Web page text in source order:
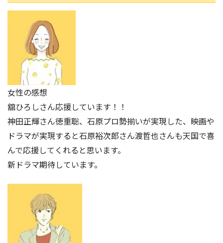
女性の感想
舘ひろしさん応援しています！！
神田正輝さん徳重聡、石原プロ勢揃いが実現した、映画や
ドラマが実現すると石原裕次郎さん渡哲也さんも天国で喜
んで応援してくれると思います。
新ドラマ期待しています。